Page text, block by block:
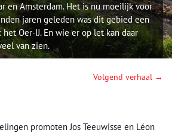
en Amsterdam. Het is nu moeilijk voor
jaren geleden was dit gebied een
het Oer-IJ. En wie er op let kan daar
van zien.
Volgend verhaal →
promoten Jos Teeuwisse en Léon